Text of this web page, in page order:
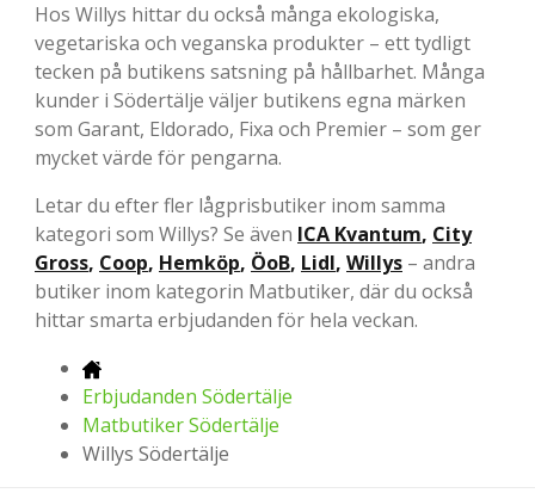
Hos Willys hittar du också många ekologiska,
vegetariska och veganska produkter – ett tydligt
tecken på butikens satsning på hållbarhet. Många
kunder i Södertälje väljer butikens egna märken
som Garant, Eldorado, Fixa och Premier – som ger
mycket värde för pengarna.
Letar du efter fler lågprisbutiker inom samma
kategori som Willys? Se även ICA Kvantum, City
Gross, Coop, Hemköp, ÖoB, Lidl, Willys – andra
butiker inom kategorin Matbutiker, där du också
hittar smarta erbjudanden för hela veckan.
Erbjudanden Södertälje
Matbutiker Södertälje
Willys Södertälje